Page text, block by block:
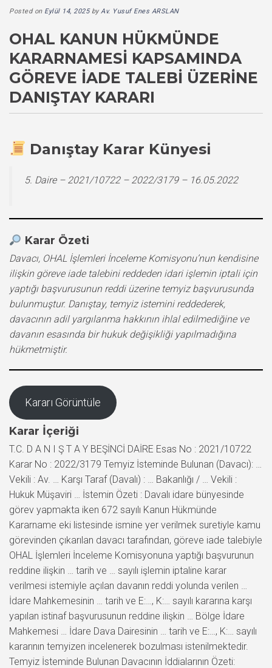
Posted on Eylül 14, 2025byAv. Yusuf Enes ARSLAN
OHAL KANUN HÜKMÜNDE
KARARNAMESI KAPSAMINDA
GÖREVE İADE TALEBI ÜZERINE
DANIŞTAY KARARI
Danıştay Karar Künyesi
5. Daire – 2021/10722 – 2022/3179 – 16.05.2022
Karar Özeti
Davacı, OHAL İşlemleri İnceleme Komisyonu’nun kendisine
ilişkin göreve iade talebini reddeden idari işlemin iptali için
yaptığı başvurusunun reddi üzerine temyiz başvurusunda
bulunmuştur. Danıştay, temyiz istemini reddederek,
davacının adil yargılanma hakkının ihlal edilmediğine ve
davanın esasında bir hukuk değişikliği yapılmadığına
hükmetmiştir.
Kararı Görüntüle
Karar İçeriği
T.C. D A N I Ş T A Y BEŞİNCİ DAİRE Esas No : 2021/10722
Karar No : 2022/3179 Temyiz İsteminde Bulunan (Davacı): …
Vekili : Av. … Karşı Taraf (Davalı) : … Bakanlığı / … Vekili :
Hukuk Müşaviri … İstemin Özeti : Davalı idare bünyesinde
görev yapmakta iken 672 sayılı Kanun Hükmünde
Kararname eki listesinde ismine yer verilmek suretiyle kamu
görevinden çıkarılan davacı tarafından, göreve iade talebiyle
OHAL İşlemleri İnceleme Komisyonuna yaptığı başvurunun
reddine ilişkin … tarih ve … sayılı işlemin iptaline karar
verilmesi istemiyle açılan davanın reddi yolunda verilen …
İdare Mahkemesinin … tarih ve E:…, K:… sayılı kararına karşı
yapılan istinaf başvurusunun reddine ilişkin … Bölge İdare
Mahkemesi … İdare Dava Dairesinin … tarih ve E:…, K:… sayılı
kararının temyizen incelenerek bozulması istenilmektedir.
Temyiz İsteminde Bulunan Davacının İddialarının Özeti: